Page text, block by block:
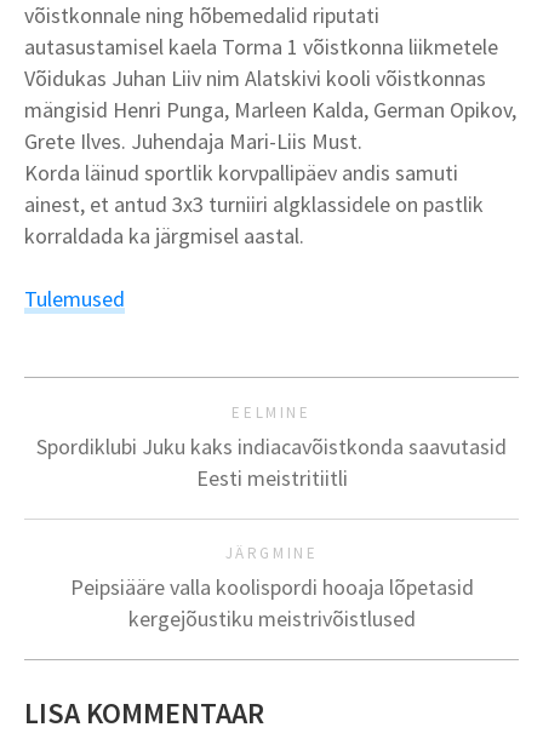
võistkonnale ning hõbemedalid riputati
autasustamisel kaela Torma 1 võistkonna liikmetele
Võidukas Juhan Liiv nim Alatskivi kooli võistkonnas
mängisid Henri Punga, Marleen Kalda, German Opikov,
Grete Ilves. Juhendaja Mari-Liis Must.
Korda läinud sportlik korvpallipäev andis samuti
ainest, et antud 3x3 turniiri algklassidele on pastlik
korraldada ka järgmisel aastal.
Tulemused
EELMINE
Spordiklubi Juku kaks indiacavõistkonda saavutasid
Eesti meistritiitli
JÄRGMINE
Peipsiääre valla koolispordi hooaja lõpetasid
kergejõustiku meistrivõistlused
LISA KOMMENTAAR